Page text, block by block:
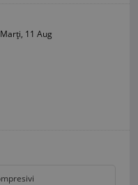
Marți, 11 Aug